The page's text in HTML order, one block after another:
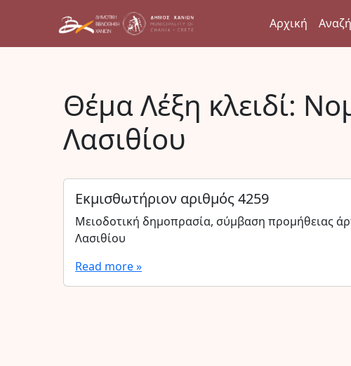
Αρχική
Θέμα Λέξη κλειδί:
Λασιθίου
Εκμισθωτήριον αριθμός 4259
Μειοδοτική δημοπρασία, σύμβαση προμήθειας
Λασιθίου
Read more »